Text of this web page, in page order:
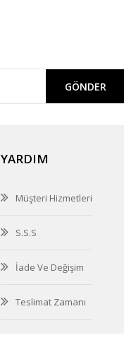
GÖNDER
YARDIM
Müşteri Hizmetleri
S.S.S
İade Ve Değişim
Teslimat Zamanı